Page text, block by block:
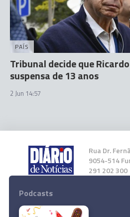
PAÍS
Tribunal decide que
suspensa de 13 anos
2 Jun 14:57
Rua Dr.
9054-514
291 202 300
Instale a
Podcasts